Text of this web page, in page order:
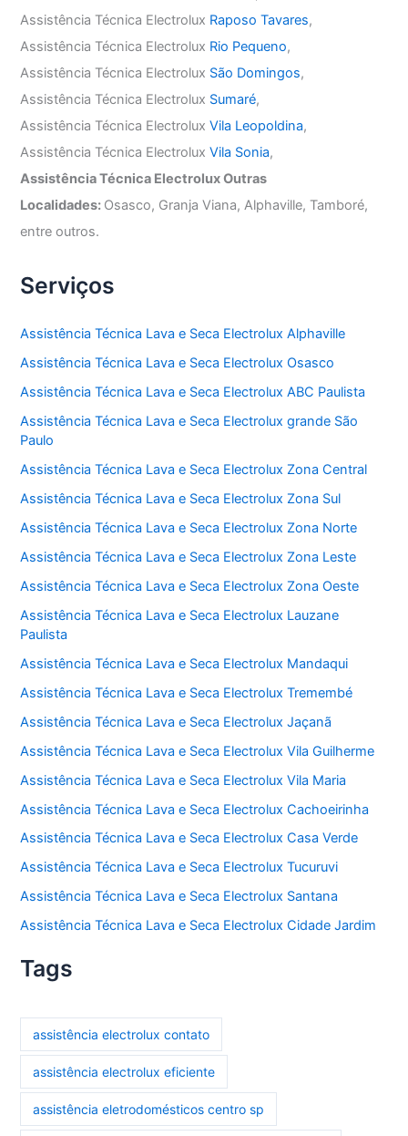
Assistência Técnica Electrolux Raposo Tavares,
Assistência Técnica Electrolux Rio Pequeno,
Assistência Técnica Electrolux São Domingos,
Assistência Técnica Electrolux Sumaré,
Assistência Técnica ElectroluxVila Leopoldina,
Assistência Técnica ElectroluxVila Sonia,
Assistência Técnica Electrolux Outras
Localidades: Osasco, Granja Viana, Alphaville, Tamboré,
entre outros.
Serviços
Assistência Técnica Lava e Seca Electrolux Alphaville
Assistência Técnica Lava e Seca Electrolux Osasco
Assistência Técnica Lava e Seca Electrolux ABC Paulista
Assistência Técnica Lava e Seca Electrolux grande São
Paulo
Assistência Técnica Lava e Seca Electrolux Zona Central
Assistência Técnica Lava e Seca Electrolux Zona Sul
Assistência Técnica Lava e Seca Electrolux Zona Norte
Assistência Técnica Lava e Seca Electrolux Zona Leste
Assistência Técnica Lava e Seca Electrolux Zona Oeste
Assistência Técnica Lava e Seca Electrolux Lauzane
Paulista
Assistência Técnica Lava e Seca Electrolux Mandaqui
Assistência Técnica Lava e Seca Electrolux Tremembé
Assistência Técnica Lava e Seca Electrolux Jaçanã
Assistência Técnica Lava e Seca Electrolux Vila Guilherme
Assistência Técnica Lava e Seca Electrolux Vila Maria
Assistência Técnica Lava e Seca Electrolux Cachoeirinha
Assistência Técnica Lava e Seca Electrolux Casa Verde
Assistência Técnica Lava e Seca Electrolux Tucuruvi
Assistência Técnica Lava e Seca Electrolux Santana
Assistência Técnica Lava e Seca Electrolux Cidade Jardim
Tags
assistência electrolux contato
assistência electrolux eficiente
assistência eletrodomésticos centro sp